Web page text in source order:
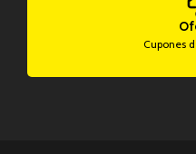
Cupones